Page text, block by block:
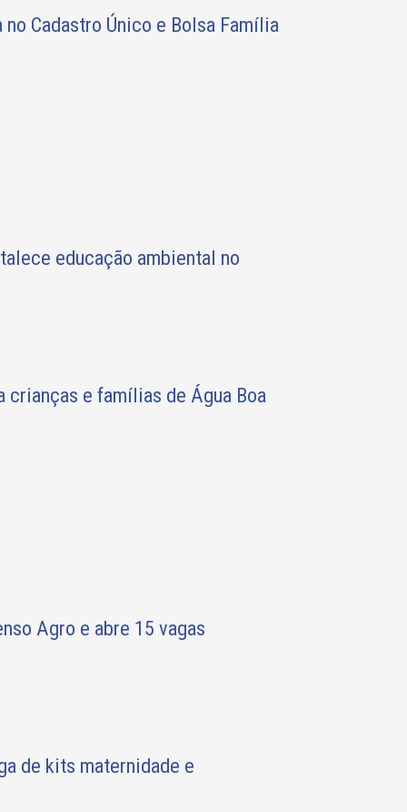
Cadastro Único e Bolsa Família
educação ambiental no
crianças e famílias de Água Boa
Agro e abre 15 vagas
de kits maternidade e